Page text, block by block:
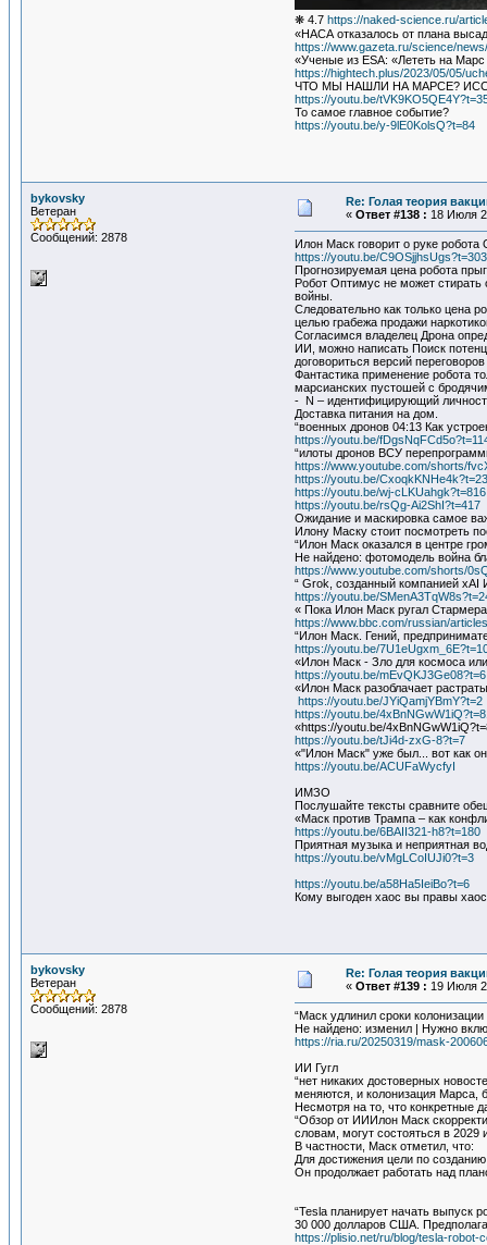
❋ 4.7 https://naked-science.ru/
«НАСА отказалось от плана
https://www.gazeta.ru/science/
«Ученые из ESA: «Лететь на
https://hightech.plus/2023/05/05/
ЧТО МЫ НАШЛИ НА МАРСЕ?
https://youtu.be/
То самое главное событие?
https://youtu.be/y-9lE0KolsQ?t=84
bykovsky
Ветеран
Сообщений: 2878
Re: Голая теория
« Ответ #138 : 18 Июля
Илон Маск говорит о руке
https://youtu.be/
Прогнозируемая цена робота
Робот Оптимус не может стирать
войны.
Следовательно как только цена
целью грабежа продажи
Согласимся владелец Дрона
ИИ, можно написать Поиск
договориться версий
Фантастика применение робота
марсианских пустошей с
- N – идентифицирующий
Доставка питания на дом.
“военных дронов 04:13 Как
https://youtu.be/
“илоты дронов ВСУ
https://www.youtube.com/shorts/
https://youtu.be/
https://youtu.be/wj-cLKUahgk?t=816
https://youtu.be/rsQg-Ai2ShI?t=417
Ожидание и маскировка самое
Илону Маску стоит посмотреть
“Илон Маск оказался в центре
Не найдено: фотомодель ‎война
https://www.youtube.com/shorts/
“ Grok, созданный компанией
https://youtu.be/
« Пока Илон Маск ругал
https://www.bbc.com/russian/
“Илон Маск. Гений,
https://youtu.be/
«Илон Маск - Зло для космоса
https://youtu.be/mEvQKJ3Ge08?t=6
«Илон Маск разоблачает
https://youtu.be/JYiQamjYBmY?t=2
https://youtu.be/
«https://youtu.be/
https://youtu.be/tJi4d-zxG-8?t=7
«"Илон Маск" уже был... вот как
https://youtu.be/ACUFaWycfyI
ИМЗО
Послушайте тексты сравните
«Маск против Трампа – как
https://youtu.be/6BAII321-h8?t=180
Приятная музыка и неприятная
https://youtu.be/vMgLCoIUJi0?t=3
https://youtu.be/a58Ha5IeiBo?t=6
Кому выгоден хаос вы правы
bykovsky
Ветеран
Сообщений: 2878
Re: Голая теория
« Ответ #139 : 19 Июля
“Маск удлинил сроки
Не найдено: изменил ‎| Нужно
https://ria.ru/20250319/mask-
ИИ Гугл
“нет никаких достоверных
меняются, и колонизация Марса,
Несмотря на то, что конкретные
“Обзор от ИИИлон Маск
словам, могут состояться в 2029
В частности, Маск отметил, что:
Для достижения цели по
Он продолжает работать над
“Tesla планирует начать выпуск
30 000 долларов США.
https://plisio.net/ru/blog/tesla-robot-